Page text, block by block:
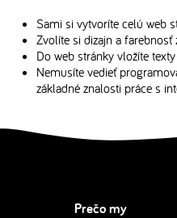
Sami si vytvoríte celú web
Zvolíte si dizajn a
Do web stránky vložíte
Nemusíte vedieť
základné znalosti práce s
Prečo my